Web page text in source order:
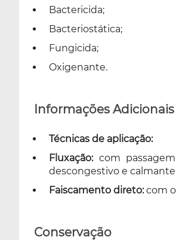
Bactericida;
Bacteriostática;
Fungicida;
Oxigenante.
Informações Adicionais
Técnicas de aplicação:
Fluxação:com
descongestivo e
Faiscamento direto:com o
Conservação